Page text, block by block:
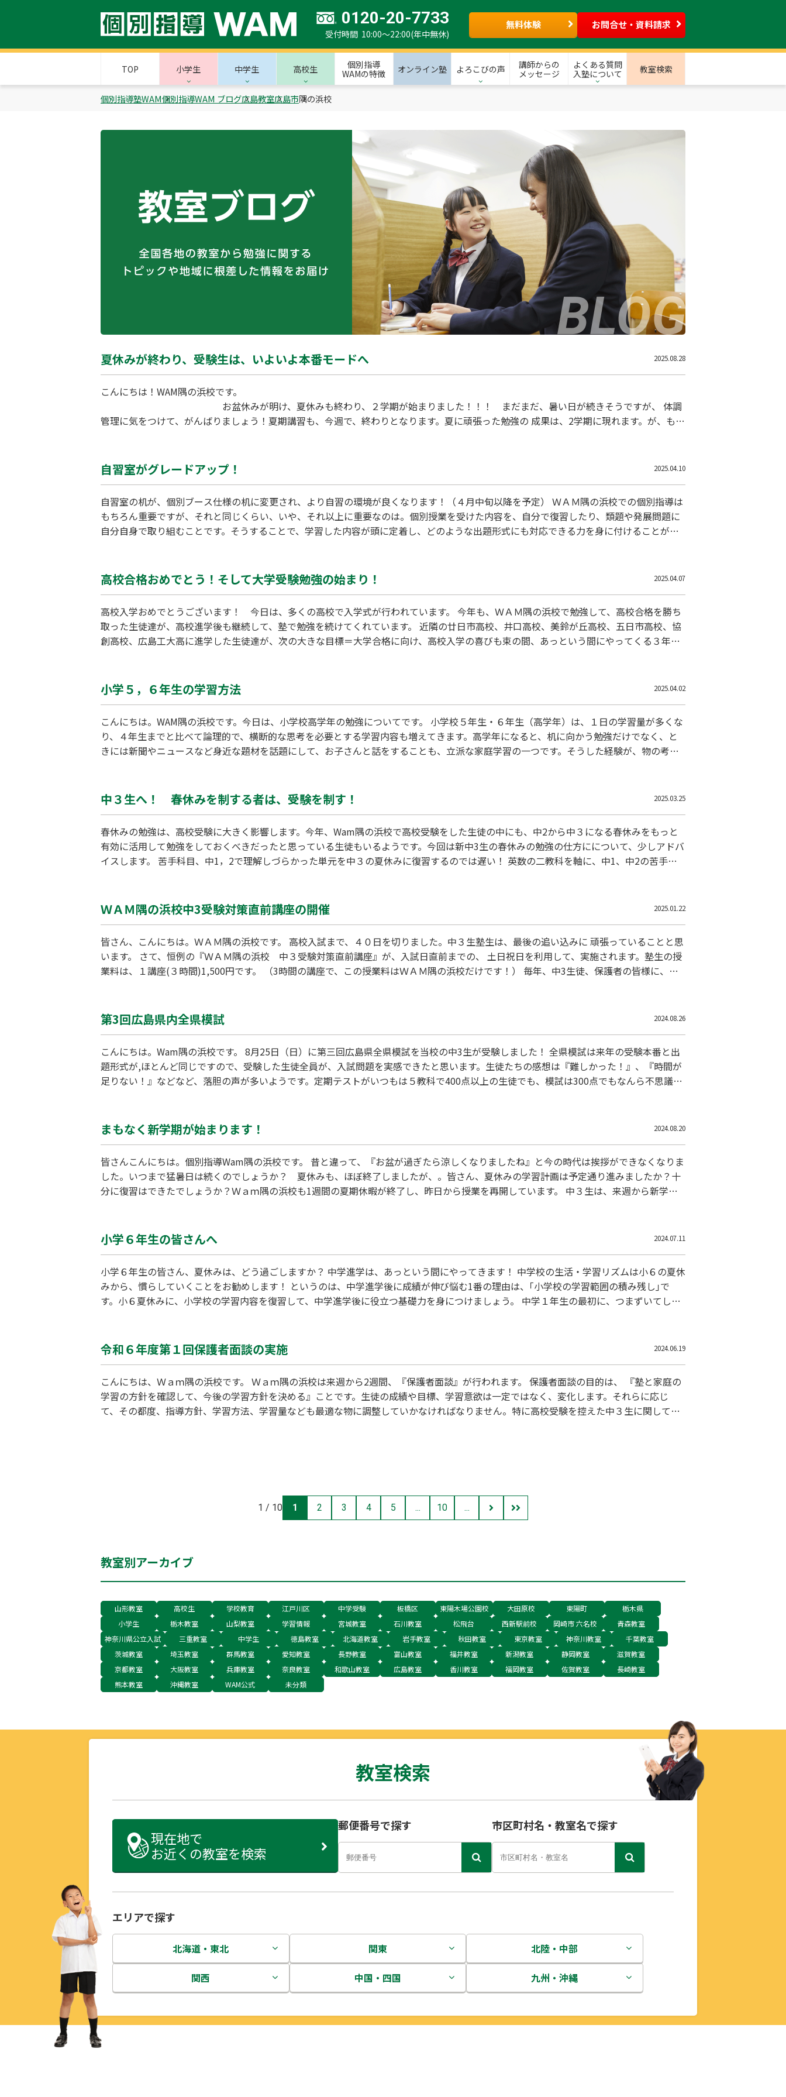
0120-20-7733
受付時間 10:00～22:00(年中無休)
無料体験 お問合せ・資料請求
TOP 小学生 中学生 高校生
個別指導
WAMの特徴
オンライン塾 よろこびの声
講師からの
メッセージ
よくある質問
入塾について
教室検索
個別指導塾WAM個別指導WAM ブログ広島教室広島市隅の浜校
2025.08.28
夏休みが終わり、受験生は、いよいよ本番モードへ
こんにちは！WAM隅の浜校です。
お盆休みが明け、夏休みも終わり、２学期が始まりました！！！ まだまだ、暑い日が続きそうですが、 体調
管理に気をつけて、がんばりましょう！夏期講習も、今週で、終わりとなります。夏に頑張った勉強の 成果は、2学期に現れます。が、もう
2025.04.10
自習室がグレードアップ！
自習室の机が、個別ブース仕様の机に変更され、より自習の環境が良くなります！（４月中旬以降を予定） ＷＡＭ隅の浜校での個別指導は
もちろん重要ですが、それと同じくらい、いや、それ以上に重要なのは。個別授業を受けた内容を、自分で復習したり、類題や発展問題に
自分自身で取り組むことです。そうすることで、学習した内容が頭に定着し、どのような出題形式にも対応できる力を身に付けることがで
2025.04.07
高校合格おめでとう！そして大学受験勉強の始まり！
高校入学おめでとうございます！ 今日は、多くの高校で入学式が行われています。 今年も、ＷＡＭ隅の浜校で勉強して、高校合格を勝ち
取った生徒達が、高校進学後も継続して、塾で勉強を続けてくれています。 近隣の廿日市高校、井口高校、美鈴が丘高校、五日市高校、協
創高校、広島工大高に進学した生徒達が、次の大きな目標＝大学合格に向け、高校入学の喜びも束の間、あっという間にやってくる３年後
2025.04.02
小学５，６年生の学習方法
こんにちは。WAM隅の浜校です。今日は、小学校高学年の勉強についてです。 小学校５年生・６年生（高学年）は、１日の学習量が多くな
り、４年生までと比べて論理的で、横断的な思考を必要とする学習内容も増えてきます。高学年になると、机に向かう勉強だけでなく、と
きには新聞やニュースなど身近な題材を話題にして、お子さんと話をすることも、立派な家庭学習の一つです。そうした経験が、物の考え
2025.03.25
中３生へ！ 春休みを制する者は、受験を制す！
春休みの勉強は、高校受験に大きく影響します。今年、Wam隅の浜校で高校受験をした生徒の中にも、中2から中３になる春休みをもっと
有効に活用して勉強をしておくべきだったと思っている生徒もいるようです。今回は新中3生の春休みの勉強の仕方にについて、少しアドバ
イスします。 苦手科目、中1，2で理解しづらかった単元を中３の夏休みに復習するのでは遅い！ 英数の二教科を軸に、中1、中2の苦手単
2025.01.22
ＷＡＭ隅の浜校中3受験対策直前講座の開催
皆さん、こんにちは。ＷＡＭ隅の浜校です。 高校入試まで、４０日を切りました。中３生塾生は、最後の追い込みに 頑張っていることと思
います。 さて、恒例の『ＷＡＭ隅の浜校 中３受験対策直前講座』が、入試日直前までの、 土日祝日を利用して、実施されます。塾生の授
業料は、１講座(３時間)1,500円です。 （3時間の講座で、この授業料はＷＡＭ隅の浜校だけです！） 毎年、中3生徒、保護者の皆様に、講
2024.08.26
第3回広島県内全県模試
こんにちは。Wam隅の浜校です。 8月25日（日）に第三回広島県全県模試を当校の中3生が受験しました！ 全県模試は来年の受験本番と出
題形式が,ほとんど同じですので、受験した生徒全員が、入試問題を実感できたと思います。生徒たちの感想は『難しかった！』、『時間が
足りない！』などなど、落胆の声が多いようです。定期テストがいつもは５教科で400点以上の生徒でも、模試は300点でもなんら不思議は
2024.08.20
まもなく新学期が始まります！
皆さんこんにちは。個別指導Wam隅の浜校です。 昔と違って、『お盆が過ぎたら涼しくなりましたね』と今の時代は挨拶ができなくなりま
した。いつまで猛暑日は続くのでしょうか？ 夏休みも、ほぼ終了しましたが、。皆さん、夏休みの学習計画は予定通り進みましたか？十
分に復習はできたでしょうか？Ｗａｍ隅の浜校も1週間の夏期休暇が終了し、昨日から授業を再開しています。 中３生は、来週から新学期
2024.07.11
小学６年生の皆さんへ
小学６年生の皆さん、夏休みは、どう過ごしますか？ 中学進学は、あっという間にやってきます！ 中学校の生活・学習リズムは小６の夏休
みから、慣らしていくことをお勧めします！ というのは、中学進学後に成績が伸び悩む1番の理由は、｢小学校の学習範囲の積み残し｣で
す。小６夏休みに、小学校の学習内容を復習して、中学進学後に役立つ基礎力を身につけましょう。 中学１年生の最初に、つまずいてしま
2024.06.19
令和６年度第１回保護者面談の実施
こんにちは、Ｗａｍ隅の浜校です。 Ｗａｍ隅の浜校は来週から2週間、『保護者面談』が行われます。 保護者面談の目的は、 『塾と家庭の
学習の方針を確認して、今後の学習方針を決める』ことです。生徒の成績や目標、学習意欲は一定ではなく、変化します。それらに応じ
て、その都度、指導方針、学習方法、学習量なども最適な物に調整していかなければなりません。特に高校受験を控えた中３生に関して
1 / 10 1 2 3 4 5 ... 10 ...
教室別アーカイブ
山形教室 高校生 学校教育 江戸川区 中学受験 板橋区 東陽木場公園校 大田原校 東陽町
栃木県
小学生
栃木教室 山梨教室 学習情報 宮城教室 石川教室 松飛台 西新駅前校 岡崎市 六名校
青森教室
神奈川県公立入試
三重教室 中学生 徳島教室 北海道教室 岩手教室 秋田教室 東京教室 神奈川教室
千葉教室
茨城教室
埼玉教室 群馬教室 愛知教室 長野教室 富山教室 福井教室 新潟教室 静岡教室
滋賀教室
京都教室
大阪教室 兵庫教室 奈良教室 和歌山教室 広島教室 香川教室 福岡教室 佐賀教室
長崎教室
熊本教室
沖縄教室 WAM公式 未分類
教室検索
現在地で
お近くの教室を検索
郵便番号で探す 市区町村名・教室名で探す
エリアで探す
北海道・東北
北海道
関東
茨城県
北陸・中部
新潟県
関西
中国・四国
九州・沖縄